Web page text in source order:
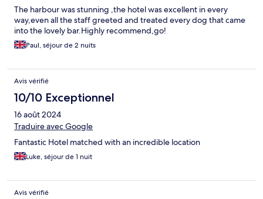
The harbour was stunning ,the hotel was excellent in every
way,even all the staff greeted and treated every dog that came
into the lovely bar.Highly recommend,go!
Paul, séjour de 2 nuits
Avis vérifié
10/10 Exceptionnel
16 août 2024
Traduire avec Google
Fantastic Hotel matched with an incredible location
Luke, séjour de 1 nuit
Avis vérifié